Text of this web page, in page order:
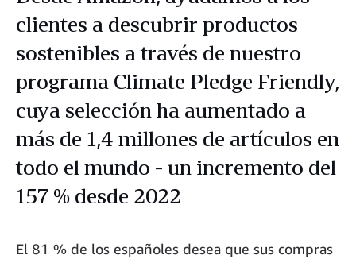
clientes a descubrir productos
sostenibles a través de nuestro
programa Climate Pledge Friendly,
cuya selección ha aumentado a
más de 1,4 millones de artículos en
todo el mundo - un incremento del
157 % desde 2022
El 81 % de los españoles desea que sus compras